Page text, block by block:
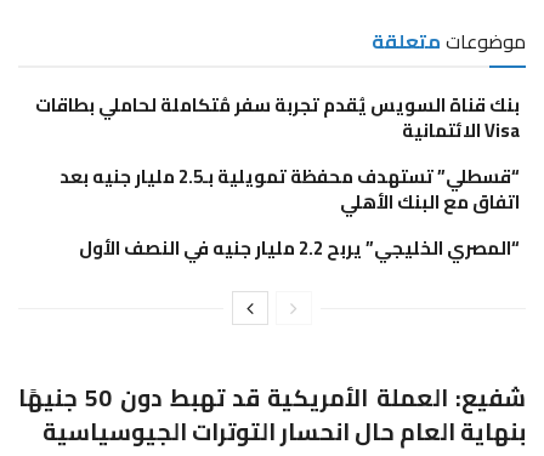
موضوعاتمتعلقة
بنك قناة السويس يُقدم تجربة سفر مُتكاملة لحاملي بطاقات
Visa الائتمانية
“قسطلي” تستهدف محفظة تمويلية بـ2.5 مليار جنيه بعد
اتفاق مع البنك الأهلي
“المصري الخليجي” يربح 2.2 مليار جنيه في النصف الأول
شفيع: العملة الأمريكية قد تهبط دون 50 جنيهًا
بنهاية العام حال انحسار التوترات الجيوسياسية